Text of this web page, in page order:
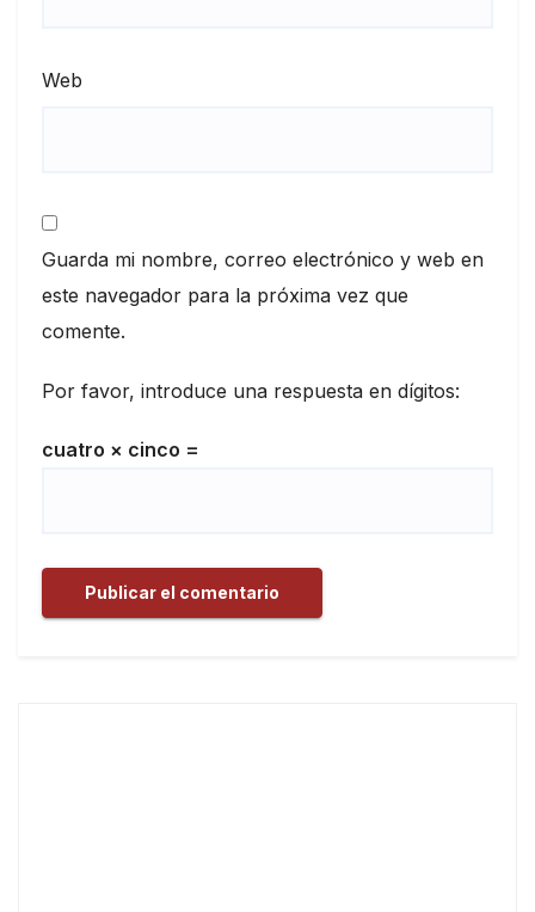
Web
Guarda mi nombre, correo electrónico y web en
este navegador para la próxima vez que
comente.
Por favor, introduce una respuesta en dígitos:
cuatro × cinco =